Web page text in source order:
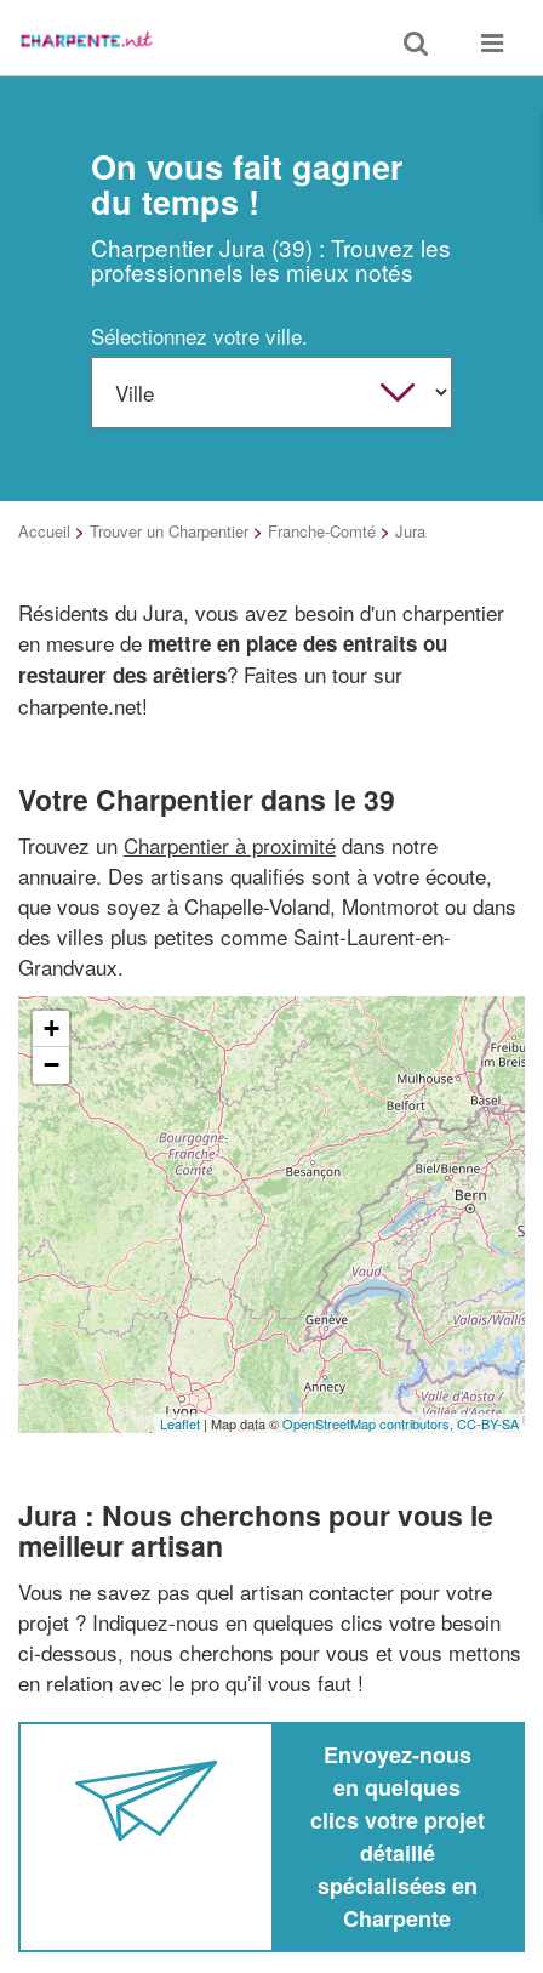
Toggle
search
Toggle
On vous fait gagner
du temps !
Charpentier Jura (39) : Trouvez les
professionnels les mieux notés
Sélectionnez votre ville.
Accueil > Trouver un Charpentier > Franche-Comté > Jura
Résidents du Jura, vous avez besoin d'un charpentier
en mesure de mettre en place des entraits ou
restaurer des arêtiers? Faites un tour sur
charpente.net!
Votre Charpentier dans le 39
Trouvez un Charpentier à proximité dans notre
annuaire. Des artisans qualifiés sont à votre écoute,
que vous soyez à Chapelle-Voland, Montmorot ou dans
des villes plus petites comme Saint-Laurent-en-
Grandvaux.
+
−
Leaflet | Map data ©OpenStreetMap contributors,CC-BY-SA
Jura : Nous cherchons pour vous le
meilleur artisan
Vous ne savez pas quel artisan contacter pour votre
projet ? Indiquez-nous en quelques clics votre besoin
ci-dessous, nous cherchons pour vous et vous mettons
en relation avec le pro qu’il vous faut !
Envoyez-nous
en quelques
clics votre projet
détaillé
spécialisées en
Charpente